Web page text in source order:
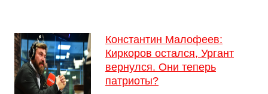
Константин Малофеев:
Киркоров остался, Ургант
вернулся. Они теперь
патриоты?